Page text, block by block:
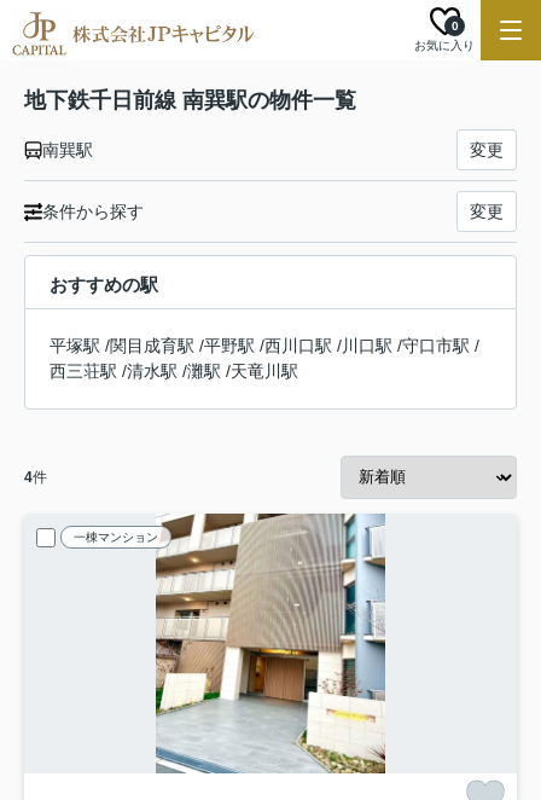
お気に入り
0
地下鉄千日前線 南巽駅の物件一覧
南巽駅 変更
条件から探す 変更
おすすめの駅
平塚駅 /関目成育駅 /平野駅 /西川口駅 /川口駅 /守口市駅 /
西三荘駅 /清水駅 /灘駅 /天竜川駅
4件
一棟マンション